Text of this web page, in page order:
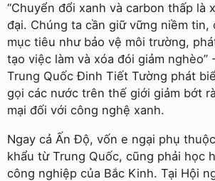
“Chuyển đổi xanh và carbon thấp là
đại. Chúng ta cần giữ vững niềm tin,
mục tiêu như bảo vệ môi trường,
tạo việc làm và xóa đói giảm nghèo”
Trung Quốc Đinh Tiết Tường phát
gọi các nước trên thế giới giảm bớt
mại đối với công nghệ xanh.
Ngay cả Ấn Độ, vốn e ngại phụ
khẩu từ Trung Quốc, cũng phải học
công nghiệp của Bắc Kinh. Tại Hội